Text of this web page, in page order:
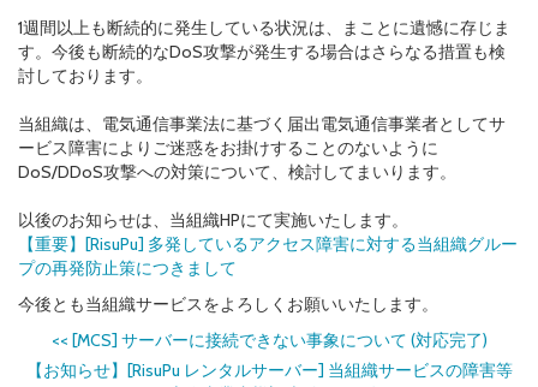
1週間以上も断続的に発生している状況は、まことに遺憾に存じま
す。今後も断続的なDoS攻撃が発生する場合はさらなる措置も検
討しております。
当組織は、電気通信事業法に基づく届出電気通信事業者としてサ
ービス障害によりご迷惑をお掛けすることのないように
DoS/DDoS攻撃への対策について、検討してまいります。
以後のお知らせは、当組織HPにて実施いたします。
【重要】[RisuPu] 多発しているアクセス障害に対する当組織グルー
プの再発防止策につきまして
今後とも当組織サービスをよろしくお願いいたします。
<< [MCS] サーバーに接続できない事象について (対応完了)
【お知らせ】[RisuPu レンタルサーバー] 当組織サービスの障害等